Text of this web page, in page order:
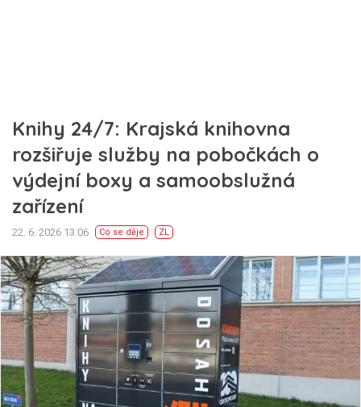
Knihy 24/7: Krajská knihovna
rozšiřuje služby na pobočkách o
výdejní boxy a samoobslužná
zařízení
22. 6. 2026 13:06 Co se děje ZL